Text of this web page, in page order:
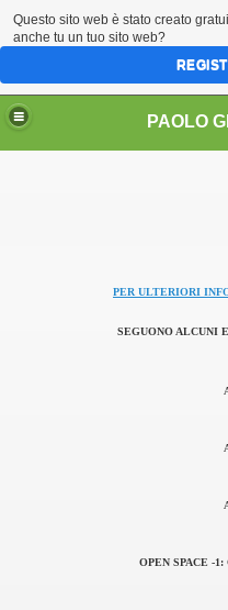
PER ULTERIORI
SEGUONO ALCUNI
OPEN SPACE -
Questo sito web è stato creato
anche tu un tuo sito web?